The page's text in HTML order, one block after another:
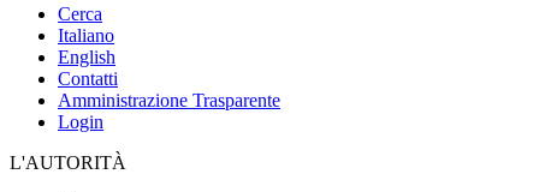
Cerca
Italiano
English
Contatti
Amministrazione Trasparente
Login
L'AUTORITÀ